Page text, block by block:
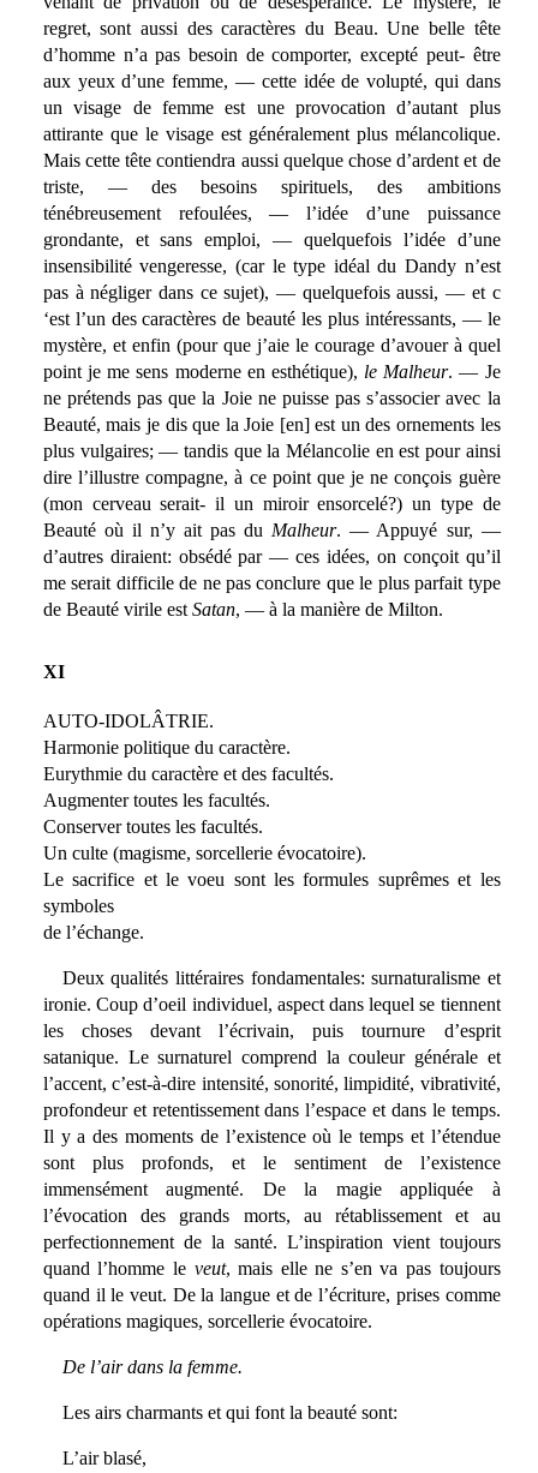
regret, sont aussi des caractères du Beau. Une belle tête
d’homme n’a pas besoin de comporter, excepté peut- être
aux yeux d’une femme, — cette idée de volupté, qui dans
un visage de femme est une provocation d’autant plus
attirante que le visage est généralement plus mélancolique.
Mais cette tête contiendra aussi quelque chose d’ardent et de
triste, — des besoins spirituels, des ambitions
ténébreusement refoulées, — l’idée d’une puissance
grondante, et sans emploi, — quelquefois l’idée d’une
insensibilité vengeresse, (car le type idéal du Dandy n’est
pas à négliger dans ce sujet), — quelquefois aussi, — et c
‘est l’un des caractères de beauté les plus intéressants, — le
mystère, et enfin (pour que j’aie le courage d’avouer à quel
point je me sens moderne en esthétique), le Malheur. — Je
ne prétends pas que la Joie ne puisse pas s’associer avec la
Beauté, mais je dis que la Joie [en] est un des ornements les
plus vulgaires; — tandis que la Mélancolie en est pour ainsi
dire l’illustre compagne, à ce point que je ne conçois guère
(mon cerveau serait- il un miroir ensorcelé?) un type de
Beauté où il n’y ait pas du Malheur. — Appuyé sur, —
d’autres diraient: obsédé par — ces idées, on conçoit qu’il
me serait difficile de ne pas conclure que le plus parfait type
de Beauté virile est Satan, — à la manière de Milton.
XI
AUTO-IDOLÂTRIE.
Harmonie politique du caractère.
Eurythmie du caractère et des facultés.
Augmenter toutes les facultés.
Conserver toutes les facultés.
Un culte (magisme, sorcellerie évocatoire).
Le sacrifice et le voeu sont les formules suprêmes et les
symboles
de l’échange.
Deux qualités littéraires fondamentales: surnaturalisme et
ironie. Coup d’oeil individuel, aspect dans lequel se tiennent
les choses devant l’écrivain, puis tournure d’esprit
satanique. Le surnaturel comprend la couleur générale et
l’accent, c’est-à-dire intensité, sonorité, limpidité, vibrativité,
profondeur et retentissement dans l’espace et dans le temps.
Il y a des moments de l’existence où le temps et l’étendue
sont plus profonds, et le sentiment de l’existence
immensément augmenté. De la magie appliquée à
l’évocation des grands morts, au rétablissement et au
perfectionnement de la santé. L’inspiration vient toujours
quand l’homme le veut, mais elle ne s’en va pas toujours
quand il le veut. De la langue et de l’écriture, prises comme
opérations magiques, sorcellerie évocatoire.
De l’air dans la femme.
Les airs charmants et qui font la beauté sont:
L’air blasé,